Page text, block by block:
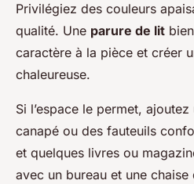
Privilégiez des couleurs
qualité. Une parure de lit
caractère à la pièce et créer
chaleureuse.
Si l’espace le permet,
canapé ou des fauteuils
et quelques livres ou
avec un bureau et une